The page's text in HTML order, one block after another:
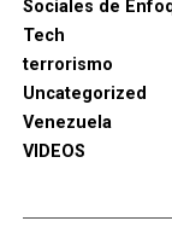
NYT , AGENCIAS
Sociales de
Tech
terrorismo
Uncategorized
Venezuela
VIDEOS